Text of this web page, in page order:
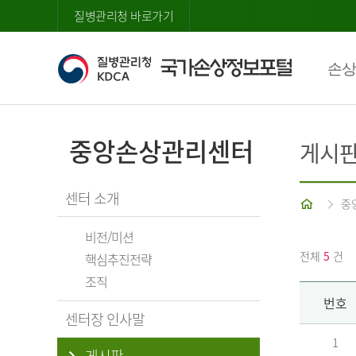
질병관리청 바로가기
손
중앙손상관리센터
센터 소개
비전/미션
핵심추진전략
조직
센터장 인사말
게시
중
전체 5 건
번호
1